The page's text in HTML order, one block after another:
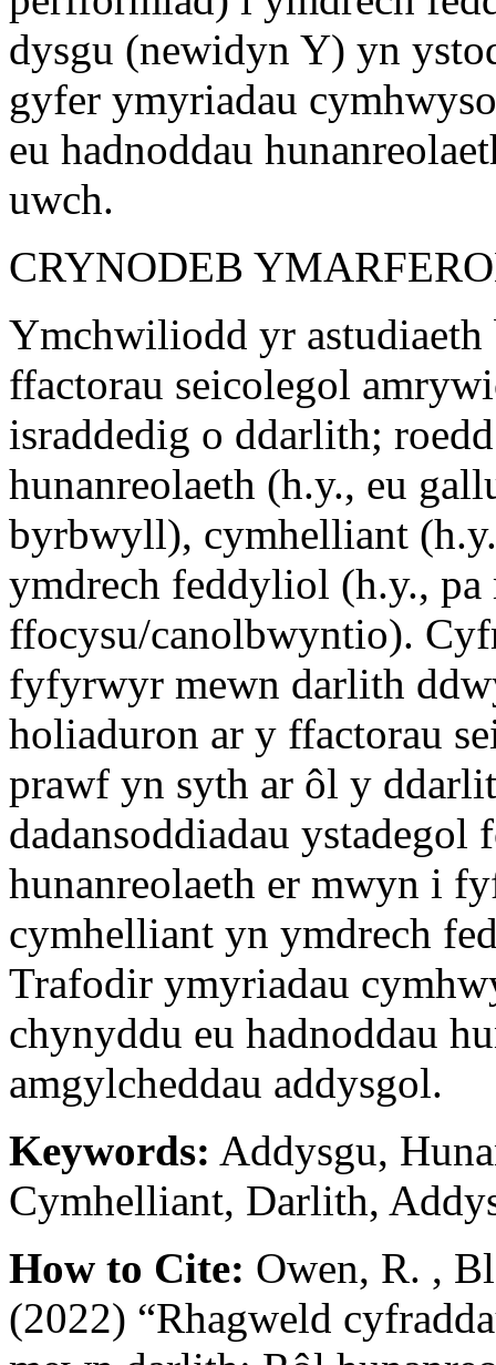
dysgu (newidyn Y) yn
gyfer ymyriadau
eu hadnoddau
uwch.
CRYNODEB
Ymchwiliodd yr
ffactorau seicolegol
israddedig o ddarlith;
hunanreolaeth (h.y., eu
byrbwyll), cymhelliant
ymdrech feddyliol (h.y., pa
ffocysu/canolbwyntio).
fyfyrwyr mewn darlith
holiaduron ar y ffactorau
prawf yn syth ar ôl y
dadansoddiadau ystadegol
hunanreolaeth er mwyn i
cymhelliant yn ymdrech
Trafodir ymyriadau
chynyddu eu hadnoddau
amgylcheddau addysgol.
Keywords: Addysgu,
Cymhelliant, Darlith,
How to Cite: Owen, R. ,
(2022) “Rhagweld